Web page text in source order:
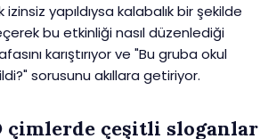
izinsiz yapıldıysa kalabalık bir şekilde
bu etkinliği nasıl düzenlediği
karıştırıyor ve "Bu gruba okul
sorusunu akıllara getiriyor.
çimlerde çeşitli sloganlar